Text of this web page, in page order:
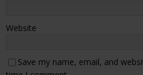
Website
Save my name, email, and